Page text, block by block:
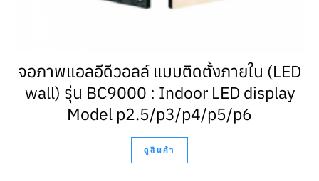
จอภาพแอลอีดีวอลล์ แบบติดตั้งภายใน (LED
wall) รุ่น BC9000 : Indoor LED display
Model p2.5/p3/p4/p5/p6
ดูสินค้า